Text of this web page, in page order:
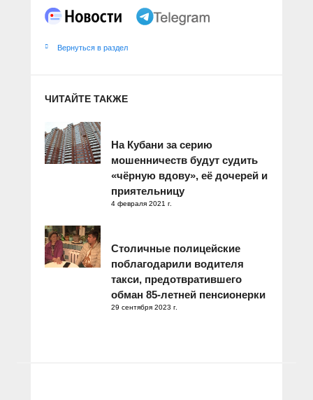
Вернуться в раздел
ЧИТАЙТЕ ТАКЖЕ
На Кубани за серию
мошенничеств будут судить
«чёрную вдову», её дочерей и
приятельницу
4 февраля 2021 г.
Столичные полицейские
поблагодарили водителя
такси, предотвратившего
обман 85-летней пенсионерки
29 сентября 2023 г.